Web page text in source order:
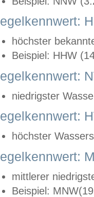
höchster
Beispiel: HHW
niedrigster
höchster
mittlerer
Beispiel: